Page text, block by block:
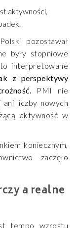
aktywności,
pozostawał
były stopniowe
interpretowane
z perspektywy
PMI nie
liczby nowych
aktywność w
koniecznym,
zaczęło
a realne
tempo wzrostu